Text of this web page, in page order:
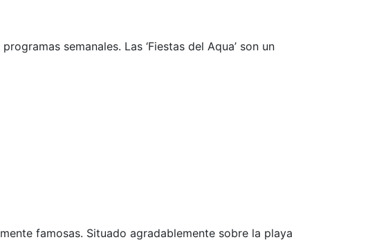
semanales. Las ‘Fiestas del Aqua’ son un
famosas. Situado agradablemente sobre la playa